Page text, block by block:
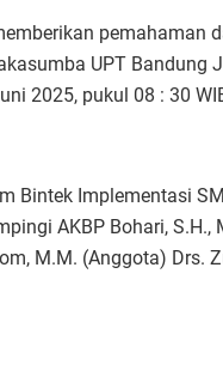
pemahaman
UPT Bandung
2025, pukul 08 : 30
Bintek Implementasi
AKBP Bohari,
M.M. (Anggota) Drs.